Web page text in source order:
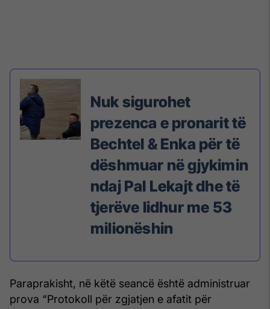
Nuk sigurohet
prezenca e pronarit të
Bechtel & Enka për të
dëshmuar në gjykimin
ndaj Pal Lekajt dhe të
tjerëve lidhur me 53
milionëshin
Paraprakisht, në këtë seancë është administruar
prova “Protokoll për zgjatjen e afatit për